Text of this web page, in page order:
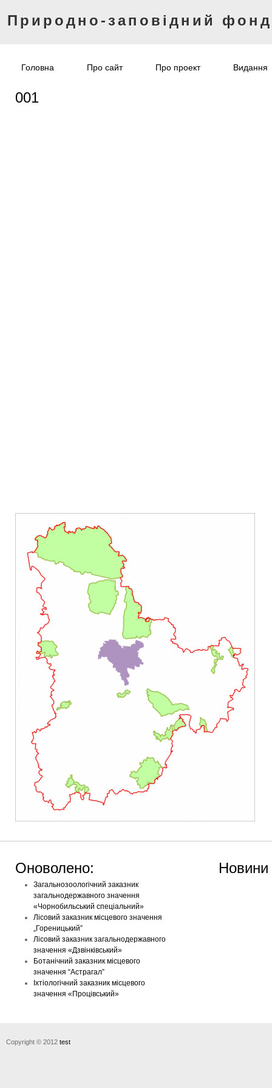
Природно-заповідний
Головна Про сайт Про проект Видання
001
Оноволено:
Загальнозоологічний заказник
загальнодержавного значення
«Чорнобильський спеціальний»
Лісовий заказник місцевого значення
„Гореницький”
Лісовий заказник загальнодержавного
значення «Дзвінківський»
Ботанічний заказник місцевого
значення “Астрагал”
Іхтіологічний заказник місцевого
значення «Процівський»
Copyright © 2012 test